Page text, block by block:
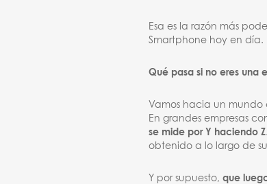
Esa es la razón más
Smartphone hoy en día.
Qué pasa si no eres una
Vamos hacia un mundo
En grandes empresas
se mide por Y haciendo Z
obtenido a lo largo de
Y por supuesto,que